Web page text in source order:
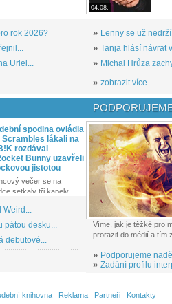
rok 2026?
Uriel...
04.08.
» Lenny se už
» Tanja hlásí návrat
» Michal Hrůza
» zobrazit více...
spodina ovládla
Scrambles lákali na
rozdával
Bunny uzavřeli
jistotou
večer se na
setkaly tři kapely...
Weird...
pátou desku...
debutové...
Víme, jak je těžké pro
prorazit do médií a tím
» Podporujeme
» Zadání profilu
knihovna Reklama Partneři Kontakty